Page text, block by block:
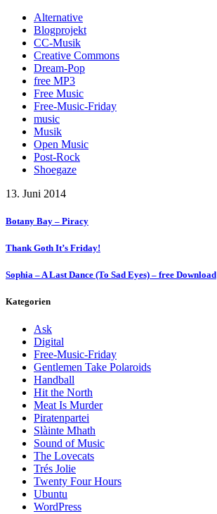
Alternative
Blogprojekt
CC-Musik
Creative Commons
Dream-Pop
free MP3
Free Music
Free-Music-Friday
music
Musik
Open Music
Post-Rock
Shoegaze
13. Juni 2014
Botany Bay – Piracy
Thank Goth It’s Friday!
Sophia – A Last Dance (To Sad Eyes) – free Download
Kategorien
Ask
Digital
Free-Music-Friday
Gentlemen Take Polaroids
Handball
Hit the North
Meat Is Murder
Piratenpartei
Slàinte Mhath
Sound of Music
The Lovecats
Trés Jolie
Twenty Four Hours
Ubuntu
WordPress